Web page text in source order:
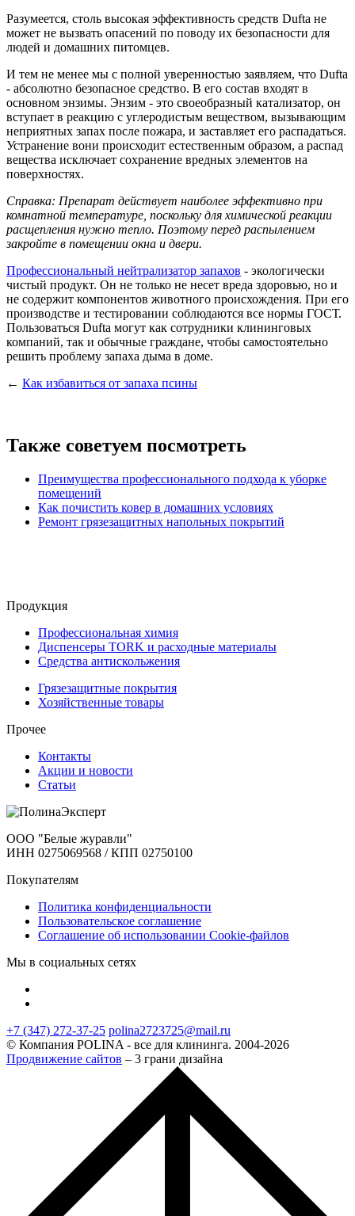
Разумеется, столь высокая эффективность средств Dufta не
может не вызвать опасений по поводу их безопасности для
людей и домашних питомцев.
И тем не менее мы с полной уверенностью заявляем, что Dufta
- абсолютно безопасное средство. В его состав входят в
основном энзимы. Энзим - это своеобразный катализатор, он
вступает в реакцию с углеродистым веществом, вызывающим
неприятных запах после пожара, и заставляет его распадаться.
Устранение вони происходит естественным образом, а распад
вещества исключает сохранение вредных элементов на
поверхностях.
Справка: Препарат действует наиболее эффективно при
комнатной температуре, поскольку для химической реакции
расщепления нужно тепло. Поэтому перед распылением
закройте в помещении окна и двери.
Профессиональный нейтрализатор запахов - экологически
чистый продукт. Он не только не несет вреда здоровью, но и
не содержит компонентов животного происхождения. При его
производстве и тестировании соблюдаются все нормы ГОСТ.
Пользоваться Dufta могут как сотрудники клининговых
компаний, так и обычные граждане, чтобы самостоятельно
решить проблему запаха дыма в доме.
← Как избавиться от запаха псины
Также советуем посмотреть
Преимущества профессионального подхода к уборке
помещений
Как почистить ковер в домашних условиях
Ремонт грязезащитных напольных покрытий
Продукция
Профессиональная химия
Диспенсеры TORK и расходные материалы
Cредства антискольжения
Грязезащитные покрытия
Хозяйственные товары
Прочее
Контакты
Акции и новости
Статьи
ООО "Белые журавли"
ИНН 0275069568 / КПП 02750100
Покупателям
Политика конфиденциальности
Пользовательское соглашение
Соглашение об использовании Cookie-файлов
Мы в социальных сетях
+7 (347) 272-37-25 polina2723725@mail.ru
© Компания POLINA - все для клининга. 2004-2026
Продвижение сайтов – 3 грани дизайна